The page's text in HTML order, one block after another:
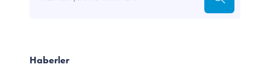
Haberler